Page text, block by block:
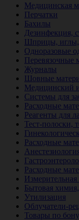
Медицинская
Перчатки
Бахилы
Дезинфекция,
Шприцы, иглы,
Одноразовые
Перевязочные
Журналы
Шовные
Медицинский
Системы для
Расходные
Реагенты для
Тест-полоски,
Расходные
Расходные
Бытовая
Утилизация
Облучатели-
Товары по